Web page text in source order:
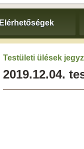
Elérhetőségek
Testületi ülések
2019.12.04.